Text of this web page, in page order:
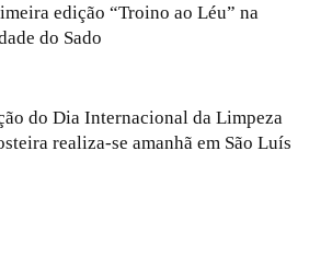
edição “Troino ao Léu” na
do Sado
do Dia Internacional da Limpeza
realiza-se amanhã em São Luís